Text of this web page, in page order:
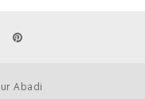
Abadi